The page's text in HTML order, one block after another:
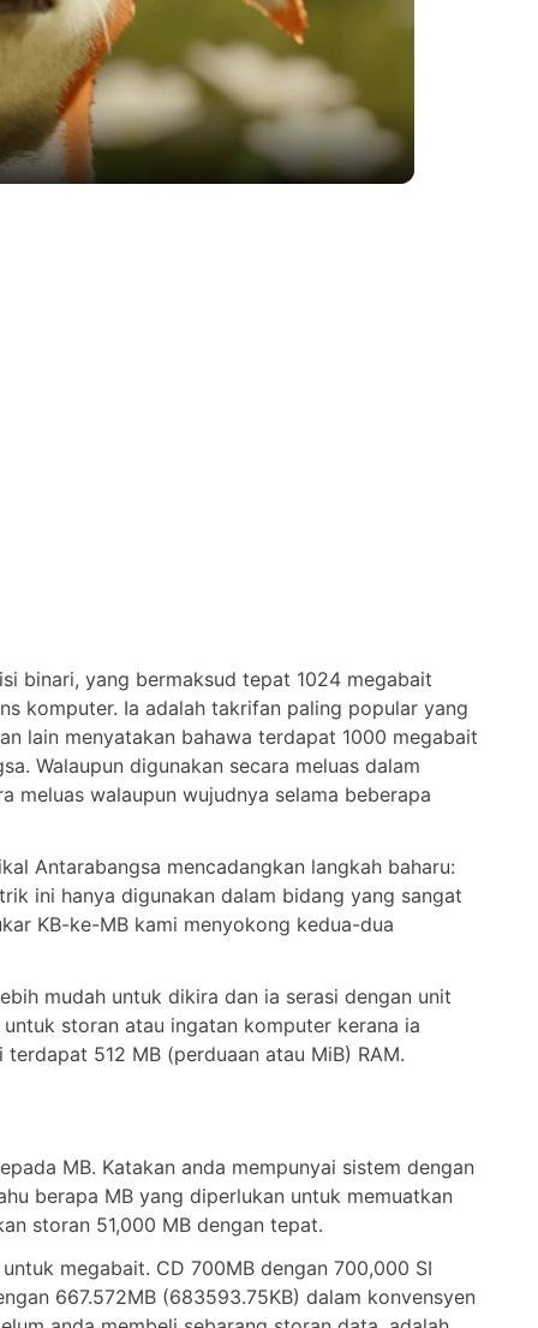
binari, yang bermaksud tepat 1024 megabait
komputer. Ia adalah takrifan paling popular yang
lain menyatakan bahawa terdapat 1000 megabait
Walaupun digunakan secara meluas dalam
meluas walaupun wujudnya selama beberapa
Antarabangsa mencadangkan langkah baharu:
ini hanya digunakan dalam bidang yang sangat
KB-ke-MB kami menyokong kedua-dua
mudah untuk dikira dan ia serasi dengan unit
storan atau ingatan komputer kerana ia
512 MB (perduaan atau MiB) RAM.
MB. Katakan anda mempunyai sistem dengan
berapa MB yang diperlukan untuk memuatkan
storan 51,000 MB dengan tepat.
megabait. CD 700MB dengan 700,000 SI
667.572MB (683593.75KB) dalam konvensyen